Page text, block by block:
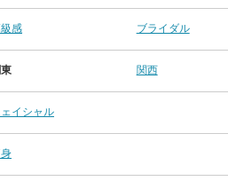
感 ブライダル
関西
イシャル